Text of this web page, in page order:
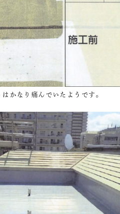
はかなり痛んでいたようです。